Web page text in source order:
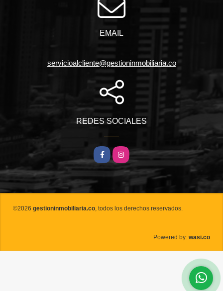
EMAIL
servicioalcliente@gestioninmobiliaria.co
REDES SOCIALES
FacebookInstagram
©2026 gestioninmobiliaria.co , todos los derechos reservados.
Powered by: wasi.co